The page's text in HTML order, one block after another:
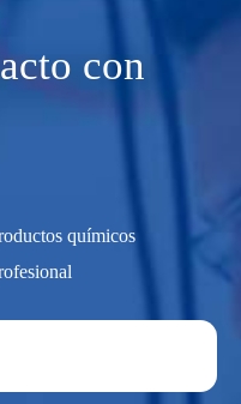
con
químicos